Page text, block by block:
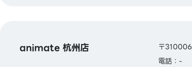
animate 杭州店
〒
電話：-